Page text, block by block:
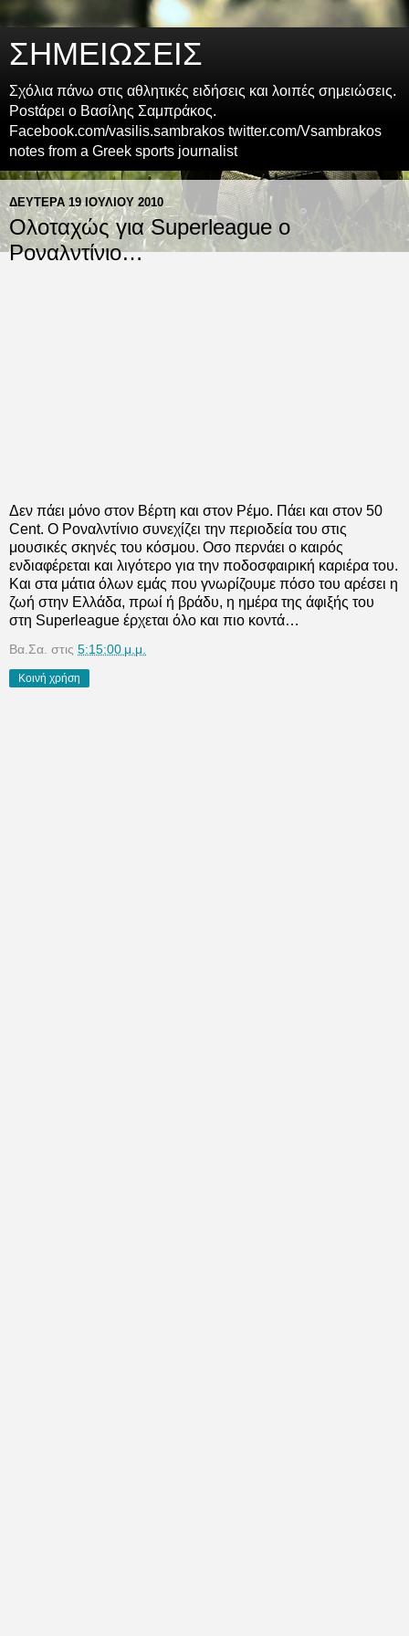
ΣΗΜΕΙΩΣΕΙΣ
Σχόλια πάνω στις αθλητικές ειδήσεις και λοιπές σημειώσεις.
Postάρει ο Βασίλης Σαμπράκος.
Facebook.com/vasilis.sambrakos twitter.com/Vsambrakos
notes from a Greek sports journalist
ΔΕΥΤΈΡΑ 19 ΙΟΥΛΊΟΥ 2010
Ολοταχώς για Superleague ο
Ροναλντίνιο…
Δεν πάει μόνο στον Βέρτη και στον Ρέμο. Πάει και στον 50
Cent. Ο Ροναλντίνιο συνεχίζει την περιοδεία του στις
μουσικές σκηνές του κόσμου. Οσο περνάει ο καιρός
ενδιαφέρεται και λιγότερο για την ποδοσφαιρική καριέρα του.
Και στα μάτια όλων εμάς που γνωρίζουμε πόσο του αρέσει η
ζωή στην Ελλάδα, πρωί ή βράδυ, η ημέρα της άφιξής του
στη Superleague έρχεται όλο και πιο κοντά…
Βα.Σα. στις 5:15:00 μ.μ.
Κοινή χρήση